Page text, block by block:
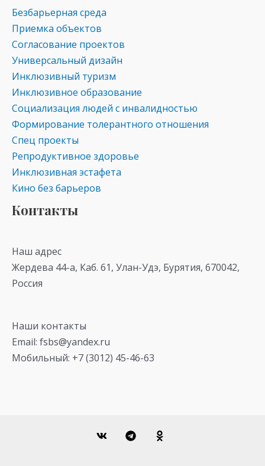
Безбарьерная среда
Приемка объектов
Согласование проектов
Универсальный дизайн
Инклюзивный туризм
Инклюзивное образование
Социализация людей с инвалидностью
Формирование толерантного отношения
Спец проекты
Репродуктивное здоровье
Инклюзивная эстафета
Кино без барьеров
Контакты
Наш адрес
Жердева 44-а, Каб. 61, Улан-Удэ, Бурятия, 670042,
Россия
Наши контакты
Email: fsbs@yandex.ru
Мобильный: +7 (3012) 45-46-63